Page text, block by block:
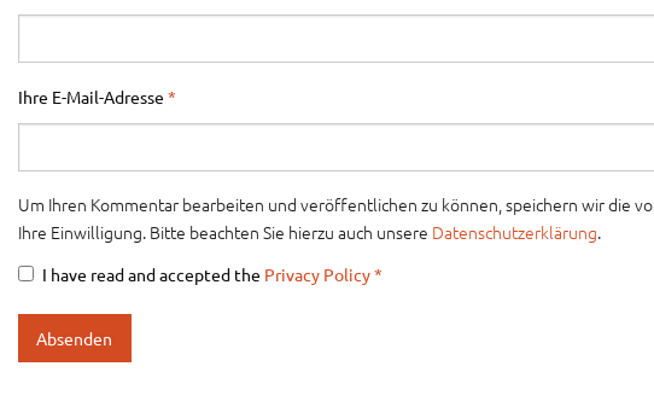
Ihre E-Mail-Adresse *
Um Ihren Kommentar bearbeiten und veröffentlichen zu können, speichern wir die
Ihre Einwilligung. Bitte beachten Sie hierzu auch unsere Datenschutzerklärung.
I have read and accepted the Privacy Policy*